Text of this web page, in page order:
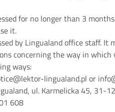
for no longer than 3
it.
by Lingualand office staff. It
concerning the way in
ways:
lingualand.pl or
ul. Karmelicka 45, 31-
608